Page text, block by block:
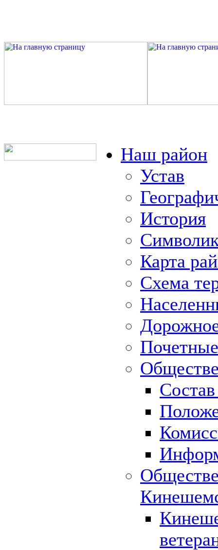
Наш район
Устав
История
Карта
Схема